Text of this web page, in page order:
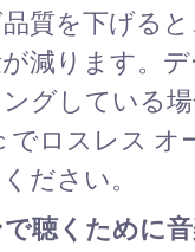
質を下げる
減ります。
グしている場
でロスレス オ
ださい。
聴くために